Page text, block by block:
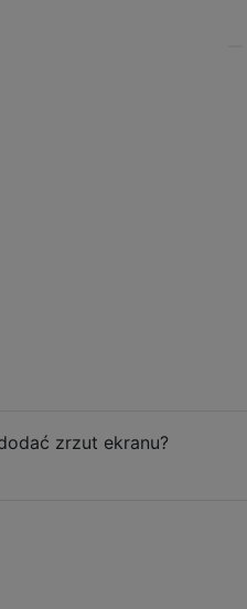
zrzut ekranu?